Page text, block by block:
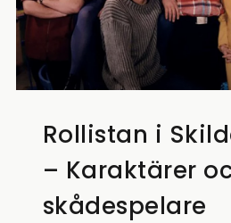
Rollistan i
– Karaktärer
skådespelare